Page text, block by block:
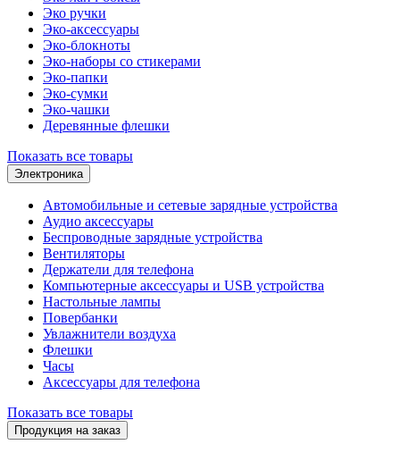
Эко ручки
Эко-аксессуары
Эко-блокноты
Эко-наборы со стикерами
Эко-папки
Эко-сумки
Эко-чашки
Деревянные флешки
Показать все товары
Электроника
Автомобильные и сетевые зарядные устройства
Аудио аксессуары
Беспроводные зарядные устройства
Вентиляторы
Держатели для телефона
Компьютерные аксессуары и USB устройства
Настольные лампы
Повербанки
Увлажнители воздуха
Флешки
Часы
Аксессуары для телефона
Показать все товары
Продукция на заказ